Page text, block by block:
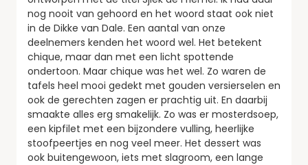
nog nooit van gehoord en het woord staat ook niet
in de Dikke van Dale. Een aantal van onze
deelnemers kenden het woord wel. Het betekent
chique, maar dan met een licht spottende
ondertoon. Maar chique was het wel. Zo waren de
tafels heel mooi gedekt met gouden versierselen en
ook de gerechten zagen er prachtig uit. En daarbij
smaakte alles erg smakelijk. Zo was er mosterdsoep,
een kipfilet met een bijzondere vulling, heerlijke
stoofpeertjes en nog veel meer. Het dessert was
ook buitengewoon, iets met slagroom, een lange